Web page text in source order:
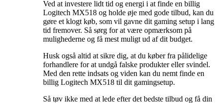
Ved at investere lidt tid og energi i at finde en billig
Logitech MX518 og holde øje med gode tilbud, kan du
gøre et klogt køb, som vil gavne dit gaming setup i lang
tid fremover. Så sørg for at være opmærksom på
mulighederne og få mest muligt ud af dit budget.
Husk også altid at sikre dig, at du køber fra pålidelige
forhandlere for at undgå falske produkter eller svindel.
Med den rette indsats og viden kan du nemt finde en
billig Logitech MX518 til dit gamingsetup.
Så tøv ikke med at lede efter det bedste tilbud og få din